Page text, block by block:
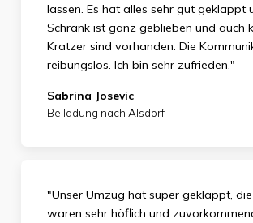
lassen. Es hat alles sehr gut geklappt
Schrank ist ganz geblieben und auch
Kratzer sind vorhanden. Die
reibungslos. Ich bin sehr zufrieden."
Sabrina Josevic
Beiladung nach Alsdorf
"Unser Umzug hat super geklappt,
waren sehr höflich und